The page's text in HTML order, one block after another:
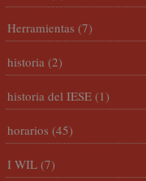
Herramientas (7)
historia (2)
historia del IESE (1)
horarios (45)
I WIL (7)